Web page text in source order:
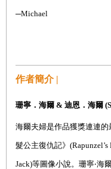
─Michael
作者簡介 |
珊寧．海爾 & 迪恩．海爾
海爾夫婦是作品獲獎連連的
髮公主復仇記》 (Rapunzel’s
Jack)等圖像小說。珊寧‧海